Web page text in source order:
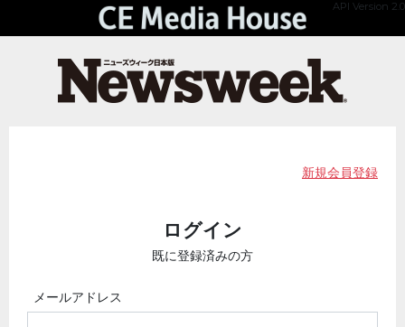
API Version 2.0
新規会員登録
ログイン
既に登録済みの方
メールアドレス